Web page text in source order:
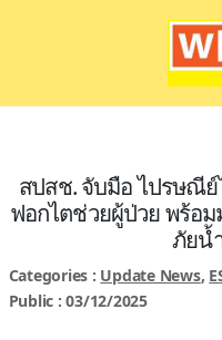
สปสช. จับมือ ไปรษณี
ฟอกไตช่วยผู้ป่วย พร้อ
ภัยน้
Categories : Update News,
Public : 03/12/2025